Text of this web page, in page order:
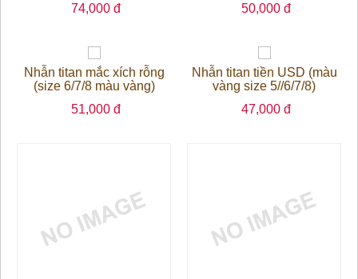
74,000 đ
50,000 đ
Nhẫn titan mắc xích rỗng
(size 6/7/8 màu vàng)
51,000 đ
Nhẫn titan tiền USD (màu
vàng size 5//6/7/8)
47,000 đ